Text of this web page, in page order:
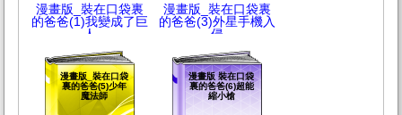
漫畫版_裝在口袋裏
的爸爸(1)我變成了巨
人
漫畫版_裝在口袋裏
的爸爸(3)外星手機入
侵
漫畫版_裝在口袋
裏的爸爸(5)少年
魔法師
漫畫版 裝在口袋
裏的爸爸(6)超能
縮小槍